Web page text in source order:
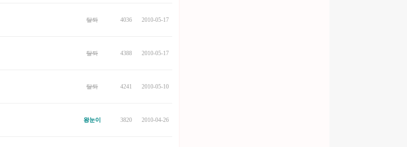
탈퇴 4036 2010-05-17
탈퇴 4388 2010-05-17
탈퇴 4241 2010-05-10
왕눈이 3820 2010-04-26